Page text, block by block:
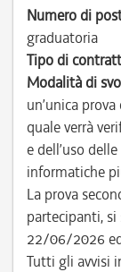
Numero di
graduatoria
Tipo di
Modalità di
un’unica
quale verrà
e dell’uso
informatiche
La prova
partecipanti, si
22/06/2026
Tutti gli avvisi